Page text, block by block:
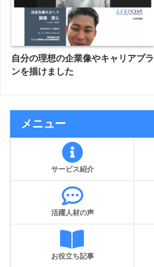
自分の理想の企業像やキャリアプラ
ンを描けました
メニュー
サービス紹介
活躍人材の声
お役立ち記事